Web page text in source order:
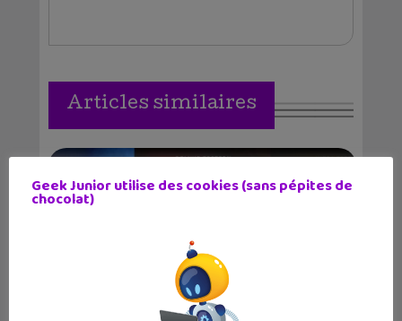
Articles similaires
Geek Junior utilise des cookies (sans pépites de
chocolat)